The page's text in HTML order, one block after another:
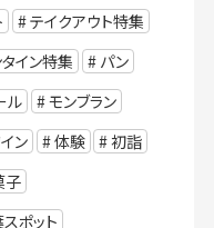
テイクアウト特集
イン特集
パン
ル
モンブラン
ン 体験
初詣
子
ポット